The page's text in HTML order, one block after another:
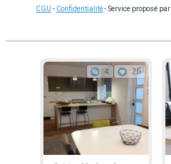
CGU - Confidentialité- Service proposé par
4 26